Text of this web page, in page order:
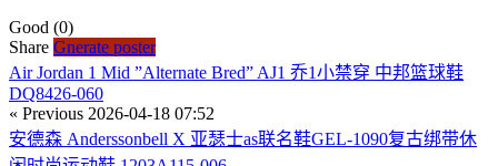
Good (0)
Share Gnerate poster
Air Jordan 1 Mid ”Alternate Bred” AJ1 乔1小禁穿 中邦篮球鞋
DQ8426-060
« Previous 2026-04-18 07:52
安德森 Anderssonbell X 亚瑟士as联名鞋GEL-1090复古绑带休